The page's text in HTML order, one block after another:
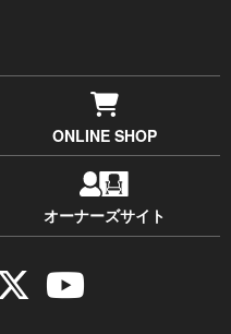
ONLINE SHOP
オーナーズサイト